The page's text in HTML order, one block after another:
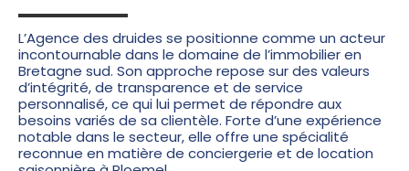
L’Agence des druides se positionne comme un acteur
incontournable dans le domaine de l’immobilier en
Bretagne sud. Son approche repose sur des valeurs
d’intégrité, de transparence et de service
personnalisé, ce qui lui permet de répondre aux
besoins variés de sa clientèle. Forte d’une expérience
notable dans le secteur, elle offre une spécialité
reconnue en matière de conciergerie et de location